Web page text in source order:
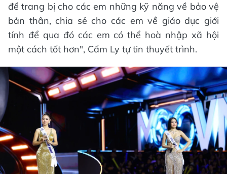
để trang bị cho các em những kỹ năng về bảo vệ
bản thân, chia sẻ cho các em về giáo dục giới
tính để qua đó các em có thể hoà nhập xã hội
một cách tốt hơn", Cẩm Ly tự tin thuyết trình.